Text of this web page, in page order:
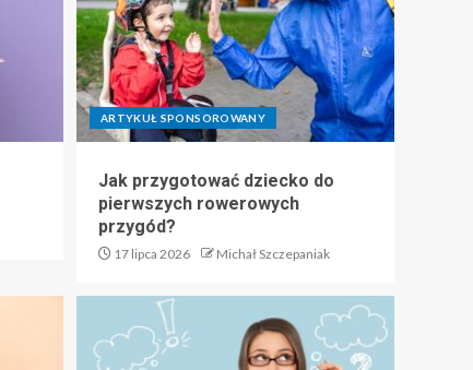
ARTYKUŁ SPONSOROWANY
Jak przygotować dziecko do
pierwszych rowerowych
przygód?
17 lipca 2026 Michał Szczepaniak